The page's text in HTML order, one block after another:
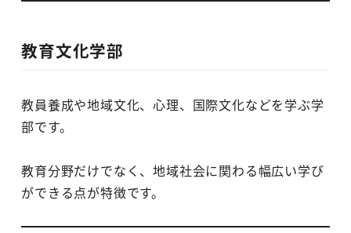
教育文化学部
教員養成や地域文化、心理、国際文化などを学ぶ学
部です。
教育分野だけでなく、地域社会に関わる幅広い学び
ができる点が特徴です。